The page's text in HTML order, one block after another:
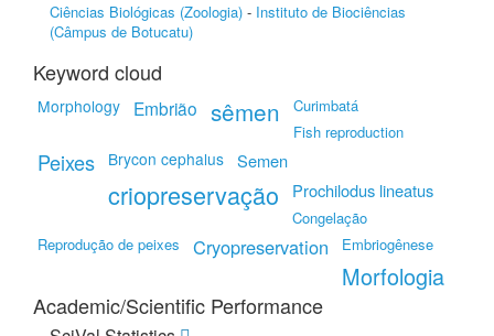
Ciências Biológicas (Zoologia) - Instituto de Biociências
(Câmpus de Botucatu)
Keyword cloud
Morphology Embrião sêmen
Curimbatá
Fish reproduction
Peixes Brycon cephalus Semen
criopreservação Prochilodus lineatus
Congelação
Reprodução de peixes
Cryopreservation Embriogênese
Morfologia
Academic/Scientific Performance